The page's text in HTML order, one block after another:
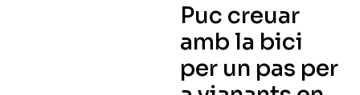
Puc creuar
amb la bici
per un pas per